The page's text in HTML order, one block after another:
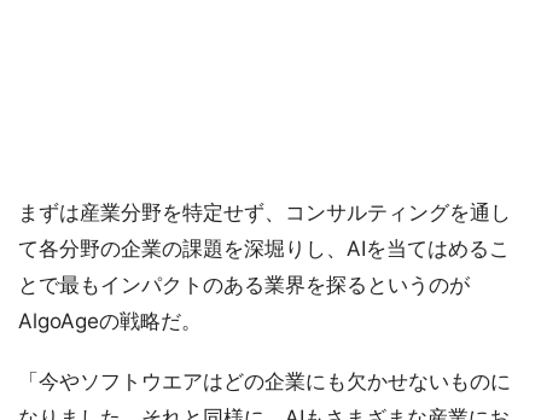
まずは産業分野を特定せず、コンサルティングを通し
て各分野の企業の課題を深堀りし、AIを当てはめるこ
とで最もインパクトのある業界を探るというのが
AlgoAgeの戦略だ。
「今やソフトウエアはどの企業にも欠かせないものに